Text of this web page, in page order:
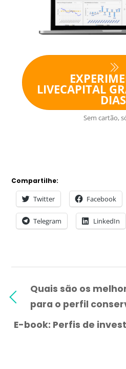
LIVECAPITAL
Sem cartão,
Compartilhe:
Twitter Facebook
Telegram LinkedIn
Quais são os
para o perfil
E-book: Perfis de